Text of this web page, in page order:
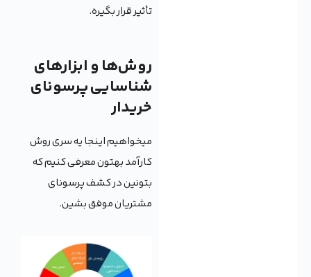
تأثیر قرار بگیره.
روش‌ها و ابزارهای
شناسایی پرسونای
خریدار
میخواهیم اینجا یه سری روش
کارآمد بهتون معرفی کنیم که
بتونین در کشف پرسونای
مشتریان موفق بشین.